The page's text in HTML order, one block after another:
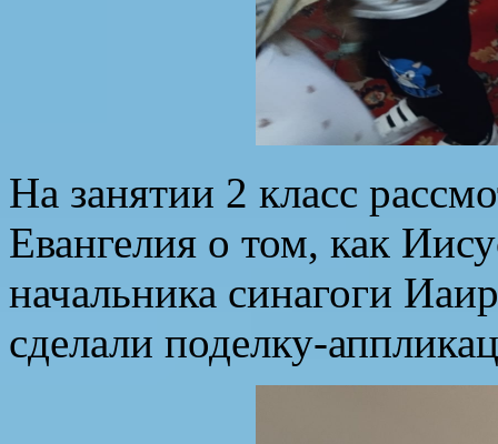
На занятии 2 класс
Евангелия о том, как
начальника синагоги
сделали поделку-